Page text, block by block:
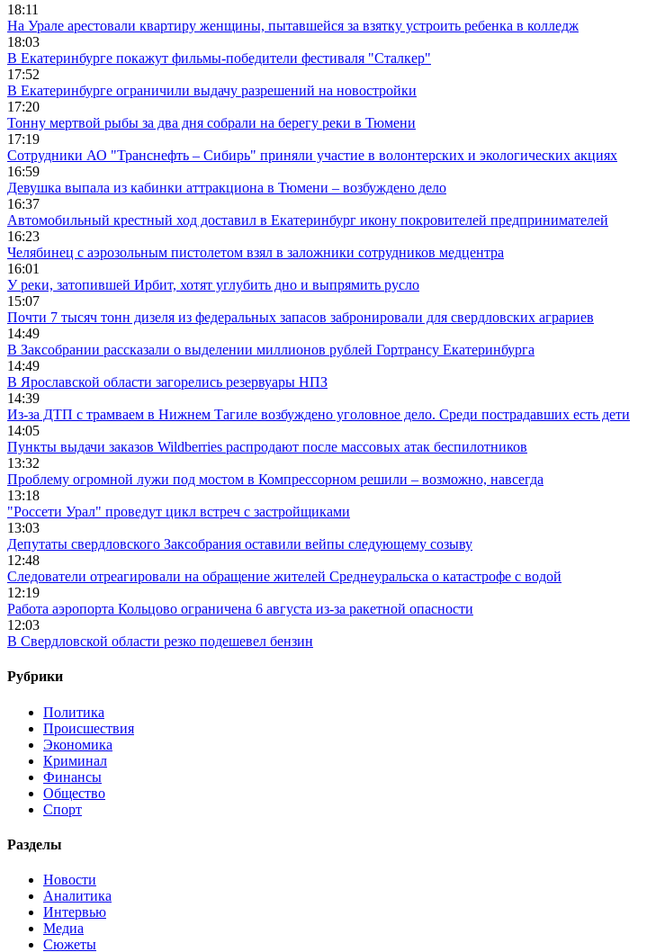
18:11
На Урале арестовали квартиру женщины, пытавшейся за взятку устроить ребенка в колледж
18:03
В Екатеринбурге покажут фильмы-победители фестиваля "Сталкер"
17:52
В Екатеринбурге ограничили выдачу разрешений на новостройки
17:20
Тонну мертвой рыбы за два дня собрали на берегу реки в Тюмени
17:19
Сотрудники АО "Транснефть – Сибирь" приняли участие в волонтерских и экологических акциях
16:59
Девушка выпала из кабинки аттракциона в Тюмени – возбуждено дело
16:37
Автомобильный крестный ход доставил в Екатеринбург икону покровителей предпринимателей
16:23
Челябинец с аэрозольным пистолетом взял в заложники сотрудников медцентра
16:01
У реки, затопившей Ирбит, хотят углубить дно и выпрямить русло
15:07
Почти 7 тысяч тонн дизеля из федеральных запасов забронировали для свердловских аграриев
14:49
В Заксобрании рассказали о выделении миллионов рублей Гортрансу Екатеринбурга
14:49
В Ярославской области загорелись резервуары НПЗ
14:39
Из-за ДТП с трамваем в Нижнем Тагиле возбуждено уголовное дело. Среди пострадавших есть дети
14:05
Пункты выдачи заказов Wildberries распродают после массовых атак беспилотников
13:32
Проблему огромной лужи под мостом в Компрессорном решили – возможно, навсегда
13:18
"Россети Урал" проведут цикл встреч с застройщиками
13:03
Депутаты свердловского Заксобрания оставили вейпы следующему созыву
12:48
Следователи отреагировали на обращение жителей Среднеуральска о катастрофе с водой
12:19
Работа аэропорта Кольцово ограничена 6 августа из-за ракетной опасности
12:03
В Свердловской области резко подешевел бензин
Рубрики
Политика
Происшествия
Экономика
Криминал
Финансы
Общество
Спорт
Разделы
Новости
Аналитика
Интервью
Медиа
Сюжеты